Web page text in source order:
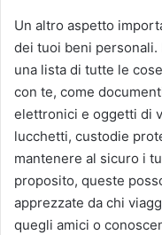
Un altro aspetto
dei tuoi beni
una lista di tutte le
con te, come
elettronici e oggetti di
lucchetti, custodie
mantenere al sicuro i
proposito, queste
apprezzate da chi
quegli amici o